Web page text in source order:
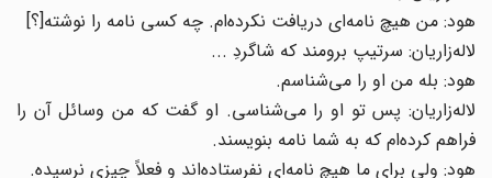
هود: من هیچ نامه‌ای دریافت نکرده‌ام. چه کسی نامه را نوشته[؟]
لاله‌زاریان: سرتیپ برومند که شاگردِ ...
هود: بله من او را می‌شناسم.
لاله‌زاریان: پس تو او را می‌شناسی. او گفت که من وسائل آن را
فراهم کرده‌ام که به شما نامه بنویسند.
هود: ولی برای ما هیچ نامه‌ای نفرستاده‌اند و فعلاً چیزی نرسیده.